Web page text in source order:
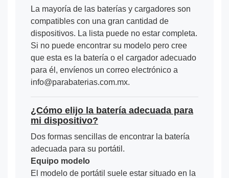
La mayoría de las baterías y cargadores son
compatibles con una gran cantidad de
dispositivos. La lista puede no estar completa.
Si no puede encontrar su modelo pero cree
que esta es la batería o el cargador adecuado
para él, envíenos un correo electrónico a
info@parabaterias.com.mx.
¿Cómo elijo la batería adecuada para
mi dispositivo?
Dos formas sencillas de encontrar la batería
adecuada para su portátil.
Equipo modelo
El modelo de portátil suele estar situado en la